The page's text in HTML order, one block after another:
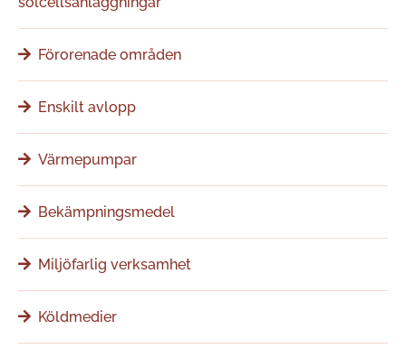
Förorenade områden
Enskilt avlopp
Värmepumpar
Bekämpningsmedel
Miljöfarlig verksamhet
Köldmedier